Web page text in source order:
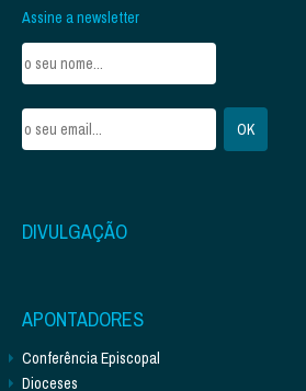
Assine a newsletter
DIVULGAÇÃO
APONTADORES
Conferência Episcopal
Dioceses